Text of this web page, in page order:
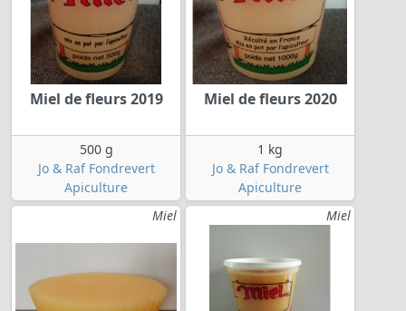
Miel de fleurs 2019
500 g
Jo & Raf Fondrevert
Apiculture
Miel de fleurs 2020
1 kg
Jo & Raf Fondrevert
Apiculture
Miel
Miel